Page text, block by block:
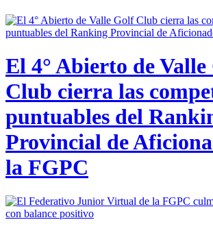
El 4° Abierto de
Club cierra las
puntuables del
Provincial de
la FGPC